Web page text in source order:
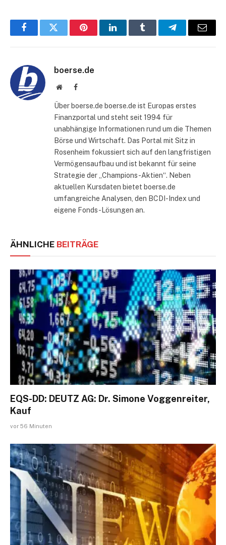
FacebookTwitter PinterestLinkedInTumblr TelegramE-
boerse.de
WebsiteFacebook
Über boerse.de boerse.de ist Europas erstes
Finanzportal und steht seit 1994 für
unabhängige Informationen rund um die Themen
Börse und Wirtschaft. Das Portal mit Sitz in
Rosenheim fokussiert sich auf den langfristigen
Vermögensaufbau und ist bekannt für seine
Strategie der „Champions-Aktien“. Neben
aktuellen Kursdaten bietet boerse.de
umfangreiche Analysen, den BCDI-Index und
eigene Fonds-Lösungen an.
ÄHNLICHE BEITRÄGE
EQS-DD: DEUTZ AG: Dr. Simone Voggenreiter,
Kauf
vor 56 Minuten